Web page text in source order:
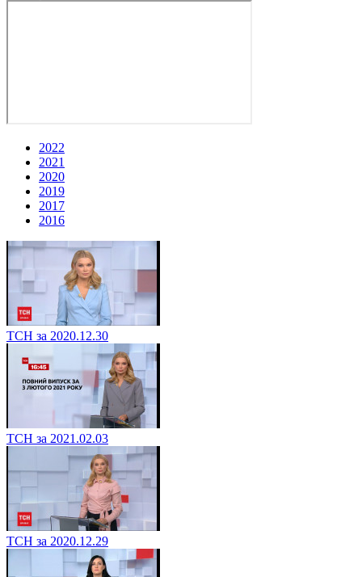
2022
2021
2020
2019
2017
2016
ТСН за 2020.12.30
ТСН за 2021.02.03
ТСН за 2020.12.29